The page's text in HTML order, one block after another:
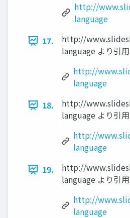
http://
language
17.
http://
language より引
http://
language
18.
http://
language より引
http://
language
19.
http://
language より引
http://
language